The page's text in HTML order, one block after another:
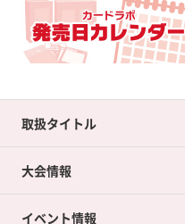
取扱タイトル
大会情報
イベント情報